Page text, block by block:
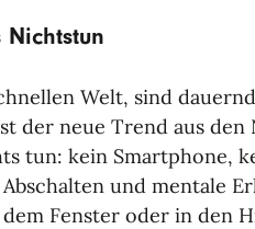
Welt, sind
der neue Trend aus
tun: kein Smartphone,
und mentale
Fenster oder in den